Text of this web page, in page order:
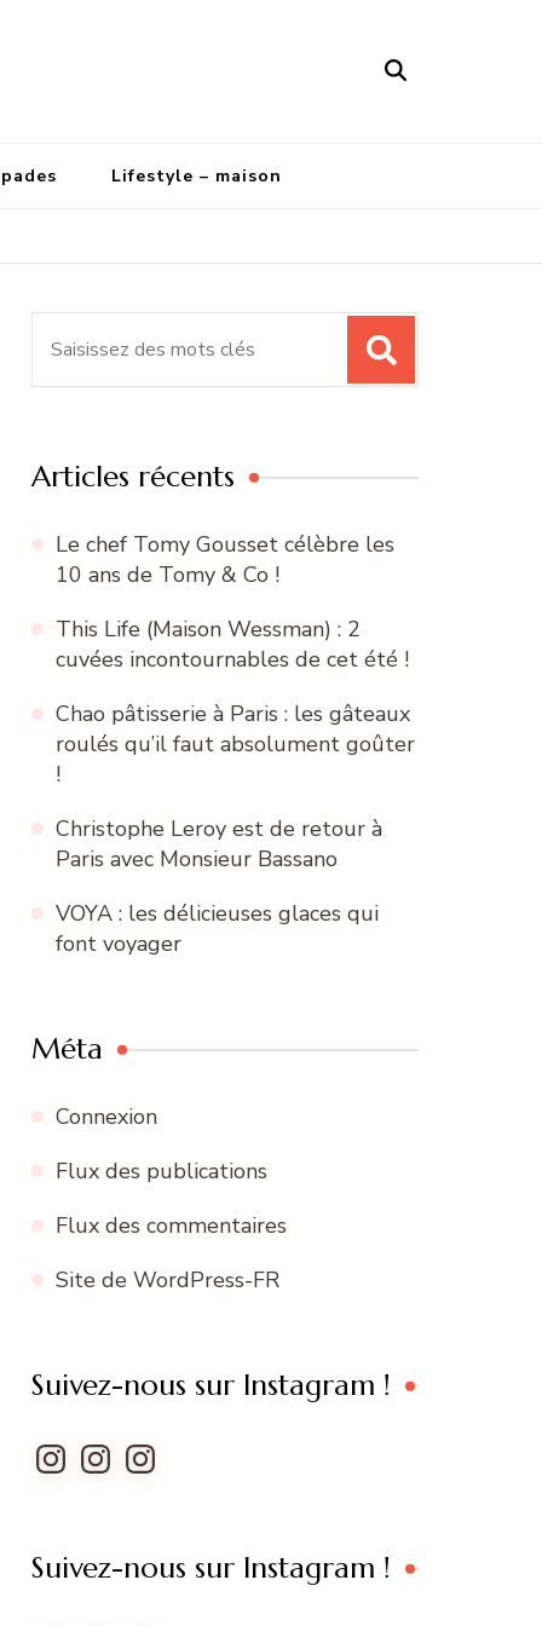
Lifestyle – maison
Articles récents
Le chef Tomy Gousset célèbre les
10 ans de Tomy & Co !
This Life (Maison Wessman) : 2
cuvées incontournables de cet été !
Chao pâtisserie à Paris : les gâteaux
roulés qu’il faut absolument goûter
!
Christophe Leroy est de retour à
Paris avec Monsieur Bassano
VOYA : les délicieuses glaces qui
font voyager
Méta
Connexion
Flux des publications
Flux des commentaires
Site de WordPress-FR
Suivez-nous sur Instagram !
Instagram
InstagramInstagram
Suivez-nous sur Instagram !